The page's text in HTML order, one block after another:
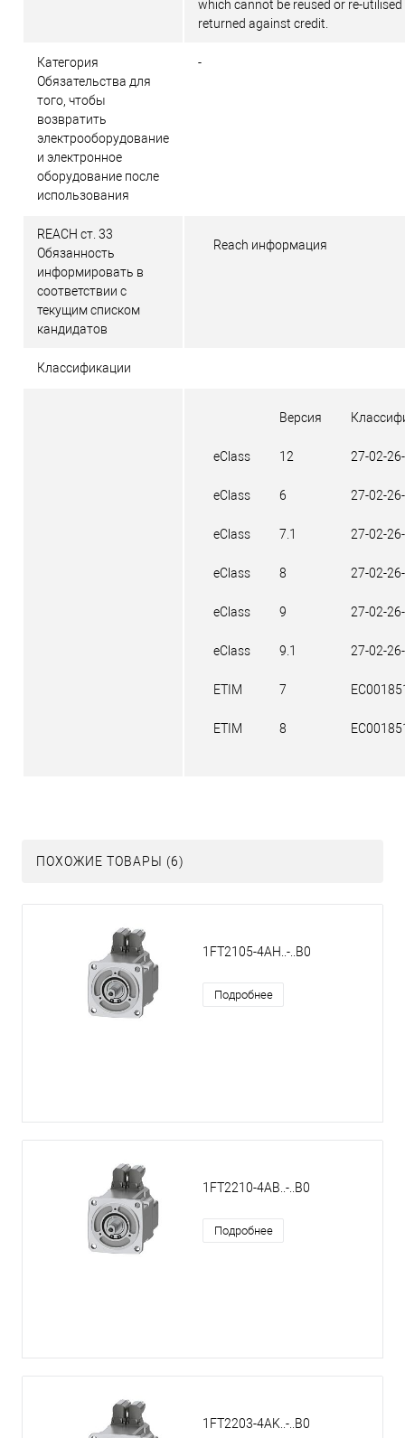
which cannot be reused or re-utilised
returned against credit.
Категория
Обязательства для
того, чтобы
возвратить
электрооборудование
и электронное
оборудование после
использования
-
REACH ст. 33
Обязанность
информировать в
соответствии с
текущим списком
кандидатов
Reach информация
Классификации
Версия
eClass 12 27-02-
eClass 6 27-02-
eClass 7.1 27-02-
eClass 8 27-02-
eClass 9 27-02-
eClass 9.1 27-02-
ETIM 7
ETIM 8
ПОХОЖИЕ ТОВАРЫ (6)
1FT2105-4AH..-..B0
Подробнее
1FT2210-4AB..-..B0
Подробнее
1FT2203-4AK..-..B0